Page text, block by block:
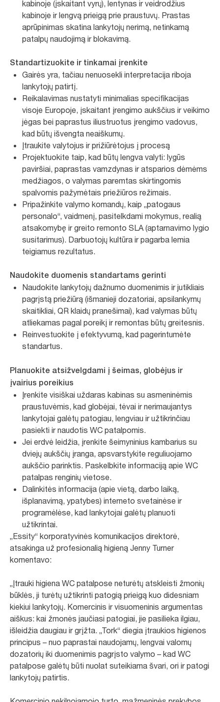
kabinoje (įskaitant vyrų), lentynas ir veidrodžius
kabinoje ir lengvą prieigą prie praustuvų. Prastas
aprūpinimas skatina lankytojų nerimą, netinkamą
patalpų naudojimą ir blokavimą.
Standartizuokite ir tinkamai įrenkite
Gairės yra, tačiau nenuosekli interpretacija riboja
lankytojų patirtį.
Reikalavimas nustatyti minimalias specifikacijas
visoje Europoje, įskaitant įrengimo aukščius ir veikimo
jėgas bei paprastus iliustruotus įrengimo vadovus,
kad būtų išvengta neaiškumų.
Įtraukite valytojus ir prižiūrėtojus į procesą
Projektuokite taip, kad būtų lengva valyti: lygūs
paviršiai, paprastas vamzdynas ir atsparios dėmėms
medžiagos, o valymas paremtas skirtingomis
spalvomis pažymėtais priežiūros režimais.
Pripažinkite valymo komandų, kaip „patogaus
personalo“, vaidmenį, pasitelkdami mokymus, realią
atsakomybę ir greito remonto SLA (aptarnavimo lygio
susitarimus). Darbuotojų kultūra ir pagarba lemia
teigiamus rezultatus.
Naudokite duomenis standartams gerinti
Naudokite lankytojų dažnumo duomenimis ir jutikliais
pagrįstą priežiūrą (išmanieji dozatoriai, apsilankymų
skaitikliai, QR klaidų pranešimai), kad valymas būtų
atliekamas pagal poreikį ir remontas būtų greitesnis.
Reinvestuokite į efektyvumą, kad pagerintumėte
standartus.
Planuokite atsižvelgdami į šeimas, globėjus ir
įvairius poreikius
Įrenkite visiškai uždaras kabinas su asmeninėmis
praustuvėmis, kad globėjai, tėvai ir nerimaujantys
lankytojai galėtų patogiau, lengviau ir užtikrinčiau
pasiekti ir naudotis WC patalpomis.
Jei erdvė leidžia, įrenkite šeimyninius kambarius su
dviejų aukščių įranga, apsvarstykite reguliuojamo
aukščio parinktis. Paskelbkite informaciją apie WC
patalpas renginių vietose.
Dalinkitės informacija (apie vietą, darbo laiką,
išplanavimą, ypatybes) interneto svetainėse ir
programėlėse, kad lankytojai galėtų planuoti
užtikrintai.
„Essity“ korporatyvinės komunikacijos direktorė,
atsakinga už profesionalią higieną Jenny Turner
komentavo:
„Įtrauki higiena WC patalpose neturėtų atskleisti žmonių
būklės, ji turėtų užtikrinti patogią prieigą kuo didesniam
kiekiui lankytojų. Komercinis ir visuomeninis argumentas
aiškus: kai žmonės jaučiasi patogiai, jie pasilieka ilgiau,
išleidžia daugiau ir grįžta. „Tork“ diegia įtraukios higienos
principus – nuo ​​paprastai naudojamų, lengvai valomų
dozatorių iki duomenimis pagrįsto valymo – kad WC
patalpose galėtų būti nuolat suteikiama švari, ori ir patogi
lankytojų patirtis.